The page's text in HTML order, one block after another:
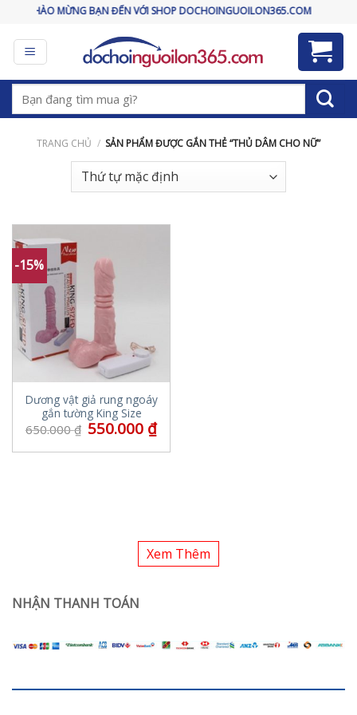
content
CHÀO MỪNG BẠN ĐẾN VỚI SHOP DOCHOINGUOILON365.COM
Tìm
kiếm:
TRANG CHỦ / SẢN PHẨM ĐƯỢC GẮN THẺ “THỦ DÂM CHO NỮ”
-15%
Dương vật giả rung ngoáy
gắn tường King Size
650.000₫ 550.000 ₫
Xem Thêm
NHẬN THANH TOÁN